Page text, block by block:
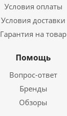
Условия оплаты
Условия доставки
Гарантия на товар
Помощь
Вопрос-ответ
Бренды
Обзоры